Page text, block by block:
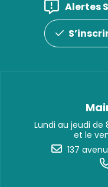
Alertes
Lundi au jeudi de
et le
137